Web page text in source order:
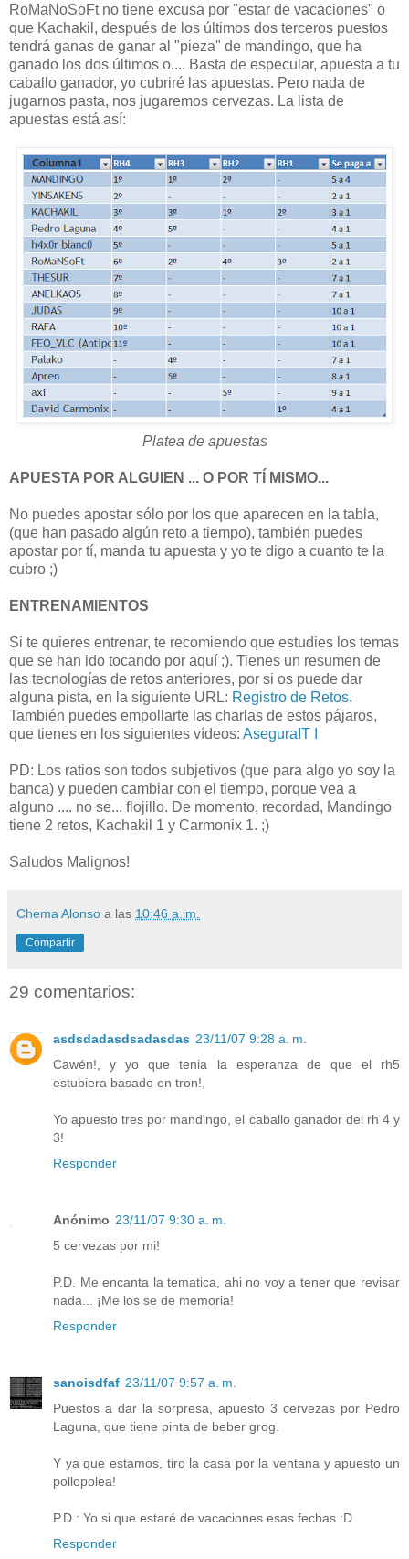
RoMaNoSoFt no tiene excusa por "estar de vacaciones" o
que Kachakil, después de los últimos dos terceros puestos
tendrá ganas de ganar al "pieza" de mandingo, que ha
ganado los dos últimos o.... Basta de especular, apuesta a tu
caballo ganador, yo cubriré las apuestas. Pero nada de
jugarnos pasta, nos jugaremos cervezas. La lista de
apuestas está así:
Platea de apuestas
APUESTA POR ALGUIEN ... O POR TÍ MISMO...
No puedes apostar sólo por los que aparecen en la tabla,
(que han pasado algún reto a tiempo), también puedes
apostar por tí, manda tu apuesta y yo te digo a cuanto te la
cubro ;)
ENTRENAMIENTOS
Si te quieres entrenar, te recomiendo que estudies los temas
que se han ido tocando por aquí ;). Tienes un resumen de
las tecnologías de retos anteriores, por si os puede dar
alguna pista, en la siguiente URL: Registro de Retos.
También puedes empollarte las charlas de estos pájaros,
que tienes en los siguientes vídeos: AseguraIT I
PD: Los ratios son todos subjetivos (que para algo yo soy la
banca) y pueden cambiar con el tiempo, porque vea a
alguno .... no se... flojillo. De momento, recordad, Mandingo
tiene 2 retos, Kachakil 1 y Carmonix 1. ;)
Saludos Malignos!
Chema Alonso a las 10:46 a. m.
Compartir
29 comentarios:
asdsdadasdsadasdas 23/11/07 9:28 a. m.
Cawén!, y yo que tenia la esperanza de que el rh5
estubiera basado en tron!,
Yo apuesto tres por mandingo, el caballo ganador del rh 4 y
3!
Responder
Anónimo 23/11/07 9:30 a. m.
5 cervezas por mi!
P.D. Me encanta la tematica, ahi no voy a tener que revisar
nada... ¡Me los se de memoria!
Responder
sanoisdfaf 23/11/07 9:57 a. m.
Puestos a dar la sorpresa, apuesto 3 cervezas por Pedro
Laguna, que tiene pinta de beber grog.
Y ya que estamos, tiro la casa por la ventana y apuesto un
pollopolea!
P.D.: Yo si que estaré de vacaciones esas fechas :D
Responder